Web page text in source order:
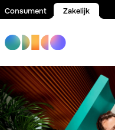
Consument Zakelijk